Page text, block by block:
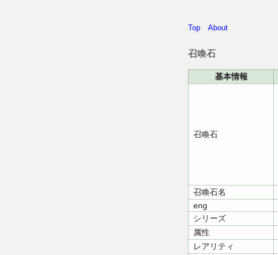
Top About
召喚石
基本情報
召喚石
召喚石名
eng
シリーズ
属性
レアリティ